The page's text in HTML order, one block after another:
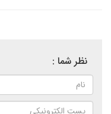
نظر شما :